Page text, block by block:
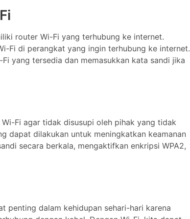
router Wi-Fi yang terhubung ke internet.
Fi di perangkat yang ingin terhubung ke internet.
yang tersedia dan memasukkan kata sandi jika
Fi agar tidak disusupi oleh pihak yang tidak
dapat dilakukan untuk meningkatkan keamanan
secara berkala, mengaktifkan enkripsi WPA2,
penting dalam kehidupan sehari-hari karena